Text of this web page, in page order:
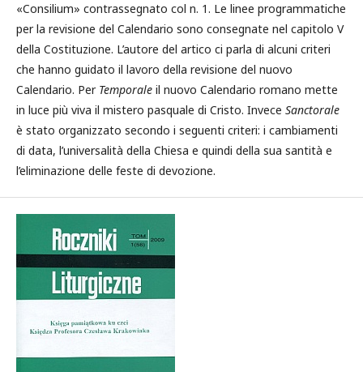
«Consilium» contrassegnato col n. 1. Le linee programmatiche
per la revisione del Calendario sono consegnate nel capitolo V
della Costituzione. L’autore del artico ci parla di alcuni criteri
che hanno guidato il lavoro della revisione del nuovo
Calendario. Per Temporale il nuovo Calendario romano mette
in luce più viva il mistero pasquale di Cristo. Invece Sanctorale
è stato organizzato secondo i seguenti criteri: i cambiamenti
di data, l’universalità della Chiesa e quindi della sua santità e
l’eliminazione delle feste di devozione.